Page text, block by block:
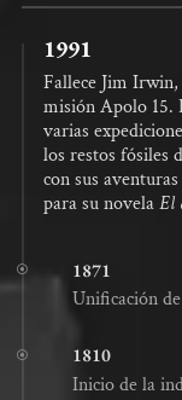
1991
Fallece Jim
misión Apolo 15.
varias
los restos fósiles
con sus
para su novelaEl
1871
Unificación
1810
Inicio de la